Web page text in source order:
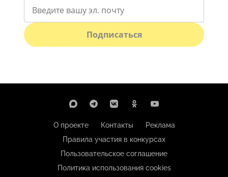
Подписаться
О проекте Контакты
Реклама
Правила участия в конкурсах
Пользовательское соглашение
Политика использования cookies